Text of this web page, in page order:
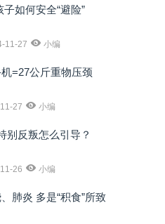
如何安全“避险”
11-27 小编
=27公斤重物压颈
27 小编
别反叛怎么引导？
26 小编
肺炎 多是“积食”所致